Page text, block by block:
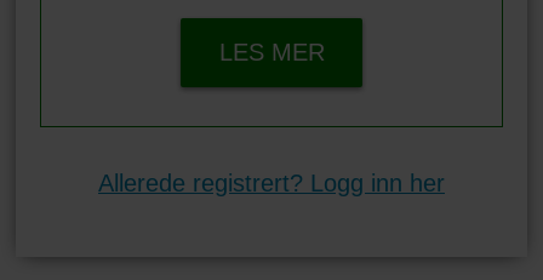
LES MER
Allerede registrert? Logg inn her